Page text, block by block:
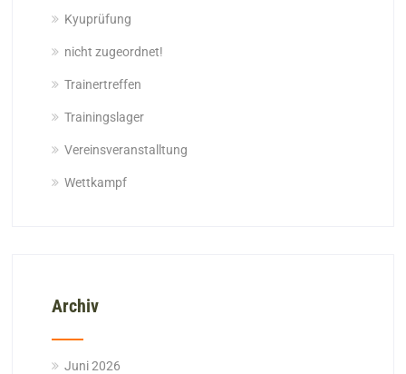
Kyuprüfung
nicht zugeordnet!
Trainertreffen
Trainingslager
Vereinsveranstalltung
Wettkampf
Archiv
Juni 2026